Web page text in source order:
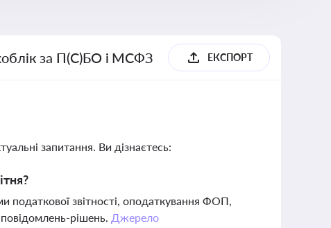
за П(С)БО і МСФЗ ЕКСПОРТ
запитання. Ви дізнаєтесь:
податкової звітності, оподаткування ФОП,
рішень. Джерело